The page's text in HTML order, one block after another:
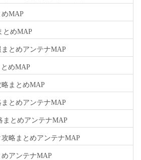
MAP
とめMAP
とめアンテナMAP
めMAP
まとめMAP
とめアンテナMAP
とめアンテナMAP
略まとめアンテナMAP
アンテナMAP